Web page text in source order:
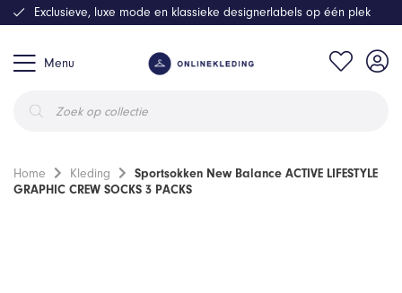
Menu
zoeken
Exclusieve, luxe mode en klassieke designerlabels op één plek
Home Kleding
Sportsokken New Balance ACTIVE LIFESTYLE
GRAPHIC CREW SOCKS 3 PACKS